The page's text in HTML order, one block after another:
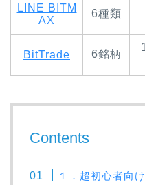
LINE BITM
AX
6種類
BitTrade 6銘柄
Contents
１．超初心者向